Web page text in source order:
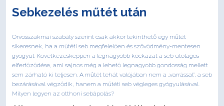
Bejelentkezés
Sebkezelés műtét után
Orvosszakmai szabály szerint csak akkor tekinthető egy műtét
sikeresnek, ha a műtéti seb megfelelően és szövődmény-mentesen
gyógyul. Következésképpen a legnagyobb kockázat a seb utólagos
elfertőződése, ami sajnos még a lehető legnagyobb gondosság mellett
sem zárható ki teljesen. A műtét tehát valójában nem a „varrással”, a seb
bezárásával végződik, hanem a műtéti seb végleges gyógyulásával.
Milyen legyen az otthoni sebápolás?